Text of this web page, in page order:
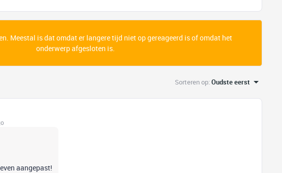
Meestal is dat omdat er langere tijd niet op gereageerd is of omdat het
onderwerp afgesloten is.
Sorteren op:Oudste eerst
aangepast!